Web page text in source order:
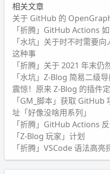
相关文章
关于 GitHub 的
「折腾」GitHub Actions
「水坑」关于时不时需要
这种事
「折腾」关于 2021 年末
「水坑」Z-Blog 简易二级
震惊！原来 Z-Blog 的插件
「GM_脚本」获取
址「好像没啥用系列」
「折腾」GitHub Actions
「Z-Blog 玩家」计划
「折腾」VSCode 语法高亮